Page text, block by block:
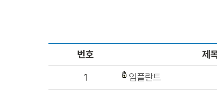
번호
제
1
임플란트